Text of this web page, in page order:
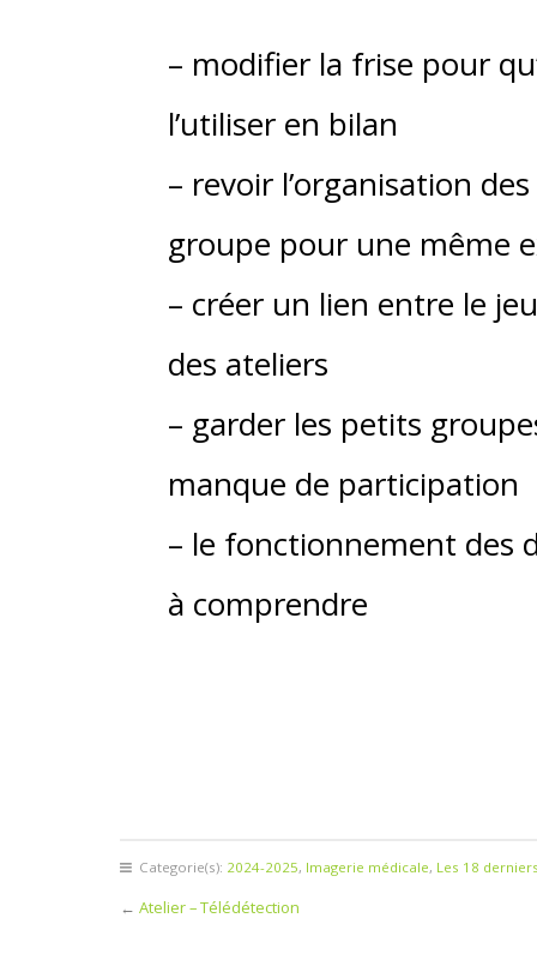
– modifier la frise pour
l’utiliser en bilan
– revoir l’organisation
groupe pour une même
– créer un lien entre le
des ateliers
– garder les petits
manque de participation
– le fonctionnement des
à comprendre
Categorie(s): 2024-2025, Imagerie médicale, Les 18
← Atelier – Télédétection